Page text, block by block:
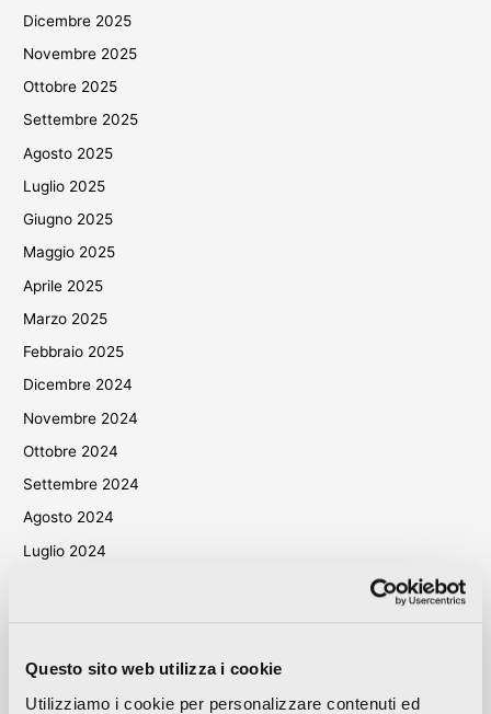
Questo sito web utilizza i cookie
Utilizziamo i cookie per personalizzare contenuti ed
Dicembre 2025
Novembre 2025
Ottobre 2025
Settembre 2025
Agosto 2025
Luglio 2025
Giugno 2025
Maggio 2025
Aprile 2025
Marzo 2025
Febbraio 2025
Dicembre 2024
Novembre 2024
Ottobre 2024
Settembre 2024
Agosto 2024
Luglio 2024
Marzo 2024